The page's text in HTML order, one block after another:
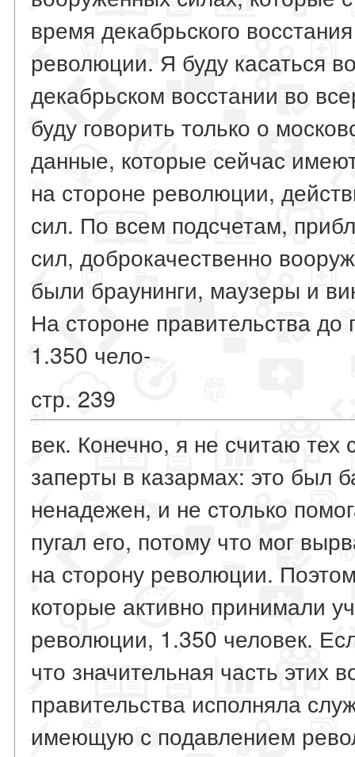
время декабрьского
революции. Я буду касаться
декабрьском восстании во
буду говорить только о
данные, которые сейчас
на стороне революции,
сил. По всем подсчетам,
сил, доброкачественно
были браунинги, маузеры и
На стороне правительства
1.350 чело-
стр. 239
век. Конечно, я не считаю
заперты в казармах: это был
ненадежен, и не столько
пугал его, потому что мог
на сторону революции.
которые активно принимали
революции, 1.350 человек.
что значительная часть этих
правительства исполняла
имеющую с подавлением